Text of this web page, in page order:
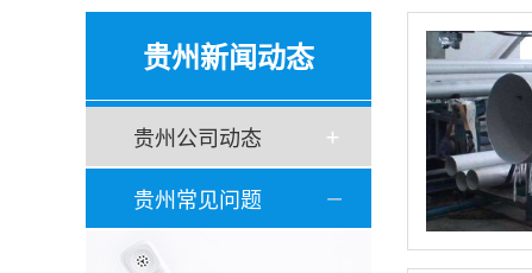
贵州新闻动态
贵州公司动态
贵州常见问题